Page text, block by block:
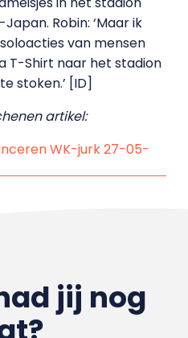
Robin: ‘Maar ik
van mensen
T-Shirt naar het stadion
stoken.’ [ID]
artikel:
WK-jurk 27-05-
jij nog